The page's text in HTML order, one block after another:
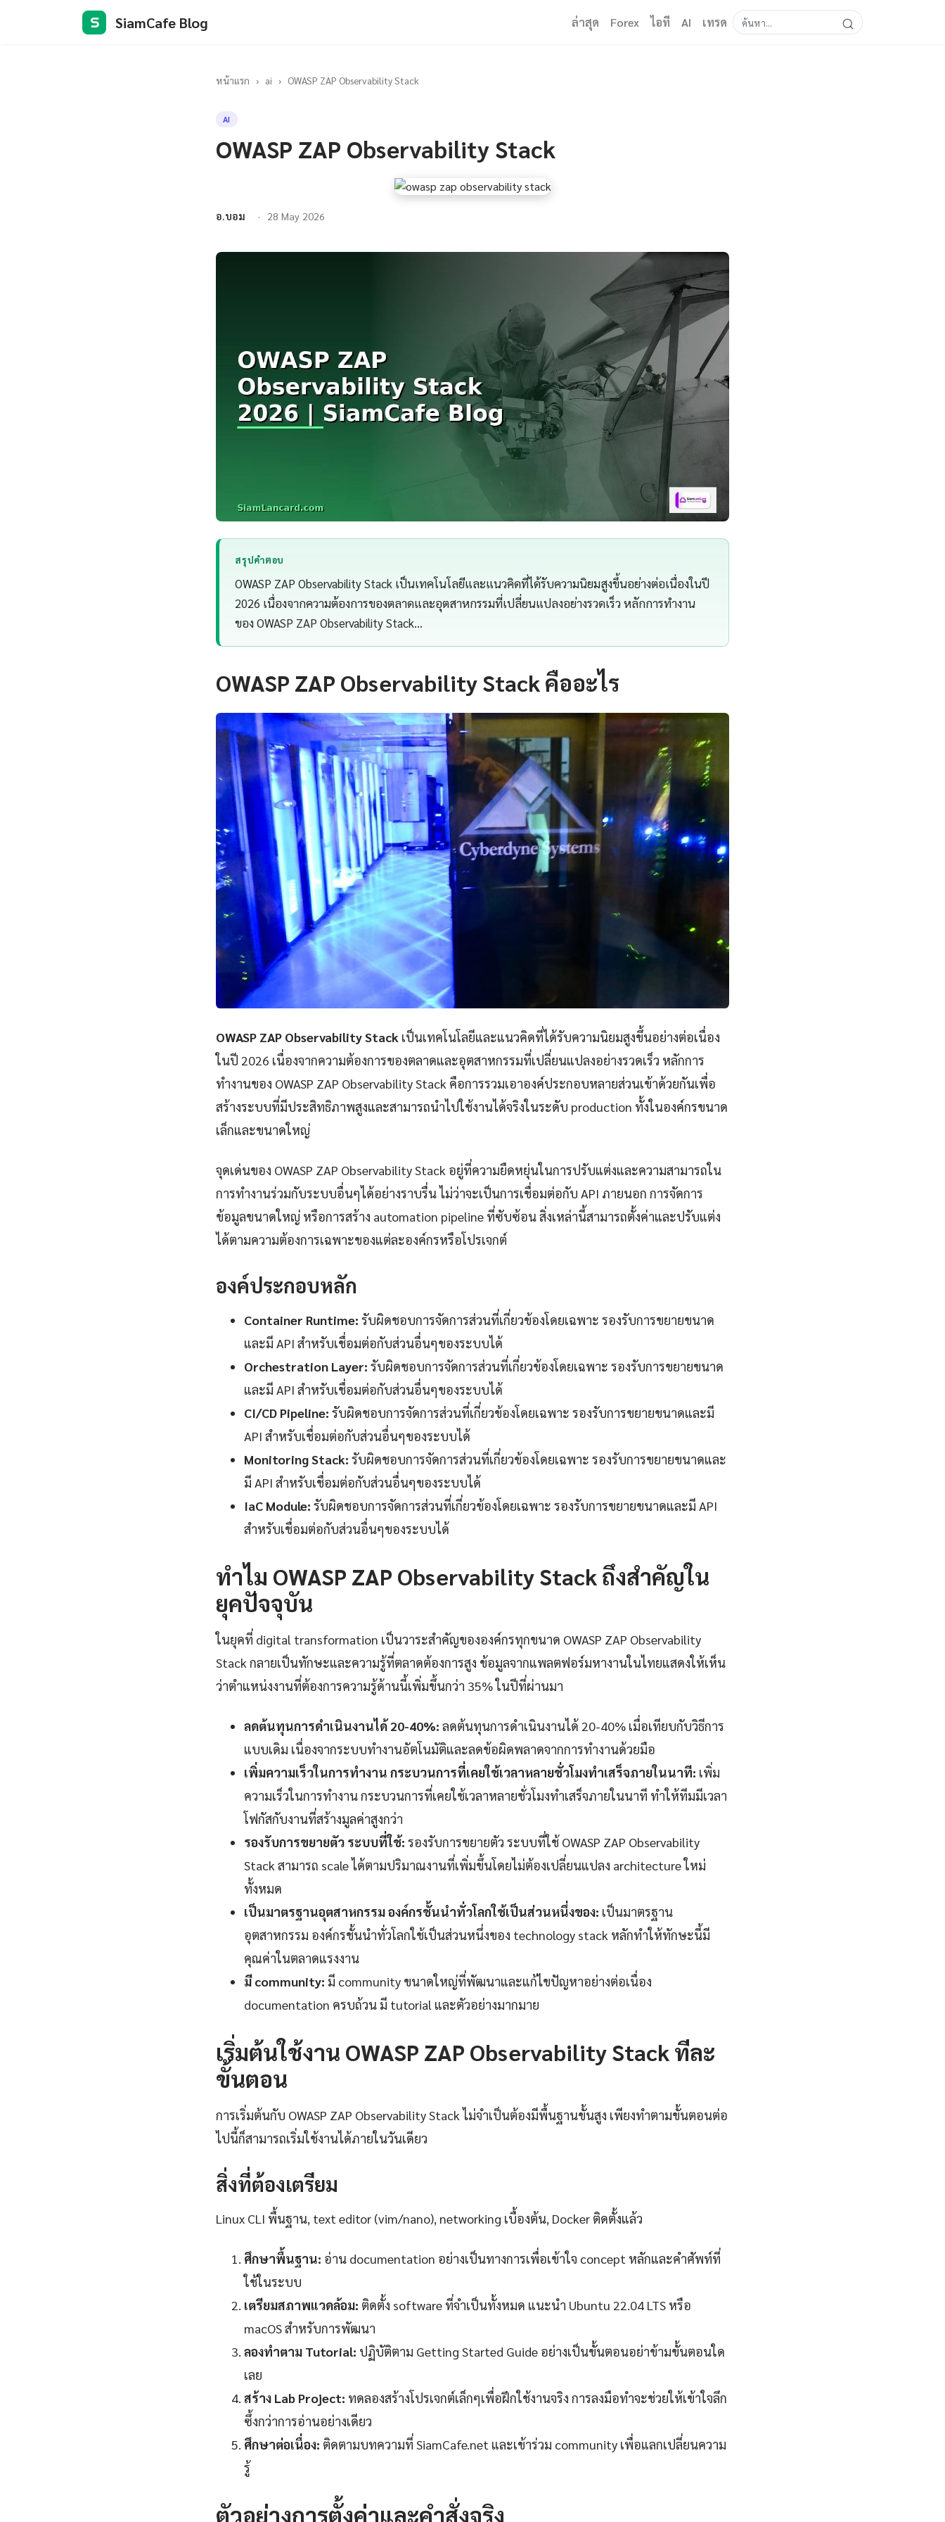
S SiamCafe Blog ล่าสุด Forex ไอที AI เทรด
หน้าแรก › ai › OWASP ZAP Observability Stack
AI
OWASP ZAP Observability Stack
อ.บอม 28 May 2026
สรุปคำตอบ
OWASP ZAP Observability Stack เป็นเทคโนโลยีและแนวคิดที่ได้รับความนิยมสูงขึ้นอย่างต่อเนื่องในปี
2026 เนื่องจากความต้องการของตลาดและอุตสาหกรรมที่เปลี่ยนแปลงอย่างรวดเร็ว หลักการทำงาน
ของ OWASP ZAP Observability Stack…
OWASP ZAP Observability Stack คืออะไร
OWASP ZAP Observability Stack เป็นเทคโนโลยีและแนวคิดที่ได้รับความนิยมสูงขึ้นอย่างต่อเนื่อง
ในปี 2026 เนื่องจากความต้องการของตลาดและอุตสาหกรรมที่เปลี่ยนแปลงอย่างรวดเร็ว หลักการ
ทำงานของ OWASP ZAP Observability Stack คือการรวมเอาองค์ประกอบหลายส่วนเข้าด้วยกันเพื่อ
สร้างระบบที่มีประสิทธิภาพสูงและสามารถนำไปใช้งานได้จริงในระดับ production ทั้งในองค์กรขนาด
เล็กและขนาดใหญ่
จุดเด่นของ OWASP ZAP Observability Stack อยู่ที่ความยืดหยุ่นในการปรับแต่งและความสามารถใน
การทำงานร่วมกับระบบอื่นๆได้อย่างราบรื่น ไม่ว่าจะเป็นการเชื่อมต่อกับ API ภายนอก การจัดการ
ข้อมูลขนาดใหญ่ หรือการสร้าง automation pipeline ที่ซับซ้อน สิ่งเหล่านี้สามารถตั้งค่าและปรับแต่ง
ได้ตามความต้องการเฉพาะของแต่ละองค์กรหรือโปรเจกต์
องค์ประกอบหลัก
Container Runtime: รับผิดชอบการจัดการส่วนที่เกี่ยวข้องโดยเฉพาะ รองรับการขยายขนาด
และมี API สำหรับเชื่อมต่อกับส่วนอื่นๆของระบบได้
Orchestration Layer: รับผิดชอบการจัดการส่วนที่เกี่ยวข้องโดยเฉพาะ รองรับการขยายขนาด
และมี API สำหรับเชื่อมต่อกับส่วนอื่นๆของระบบได้
CI/CD Pipeline: รับผิดชอบการจัดการส่วนที่เกี่ยวข้องโดยเฉพาะ รองรับการขยายขนาดและมี
API สำหรับเชื่อมต่อกับส่วนอื่นๆของระบบได้
Monitoring Stack: รับผิดชอบการจัดการส่วนที่เกี่ยวข้องโดยเฉพาะ รองรับการขยายขนาดและ
มี API สำหรับเชื่อมต่อกับส่วนอื่นๆของระบบได้
IaC Module: รับผิดชอบการจัดการส่วนที่เกี่ยวข้องโดยเฉพาะ รองรับการขยายขนาดและมี API
สำหรับเชื่อมต่อกับส่วนอื่นๆของระบบได้
ทำไม OWASP ZAP Observability Stack ถึงสำคัญใน
ยุคปัจจุบัน
ในยุคที่ digital transformation เป็นวาระสำคัญขององค์กรทุกขนาด OWASP ZAP Observability
Stack กลายเป็นทักษะและความรู้ที่ตลาดต้องการสูง ข้อมูลจากแพลตฟอร์มหางานในไทยแสดงให้เห็น
ว่าตำแหน่งงานที่ต้องการความรู้ด้านนี้เพิ่มขึ้นกว่า 35% ในปีที่ผ่านมา
ลดต้นทุนการดำเนินงานได้ 20-40%: ลดต้นทุนการดำเนินงานได้ 20-40% เมื่อเทียบกับวิธีการ
แบบเดิม เนื่องจากระบบทำงานอัตโนมัติและลดข้อผิดพลาดจากการทำงานด้วยมือ
เพิ่มความเร็วในการทำงาน กระบวนการที่เคยใช้เวลาหลายชั่วโมงทำเสร็จภายในนาที: เพิ่ม
ความเร็วในการทำงาน กระบวนการที่เคยใช้เวลาหลายชั่วโมงทำเสร็จภายในนาที ทำให้ทีมมีเวลา
โฟกัสกับงานที่สร้างมูลค่าสูงกว่า
รองรับการขยายตัว ระบบที่ใช้: รองรับการขยายตัว ระบบที่ใช้ OWASP ZAP Observability
Stack สามารถ scale ได้ตามปริมาณงานที่เพิ่มขึ้นโดยไม่ต้องเปลี่ยนแปลง architecture ใหม่
ทั้งหมด
เป็นมาตรฐานอุตสาหกรรม องค์กรชั้นนำทั่วโลกใช้เป็นส่วนหนึ่งของ: เป็นมาตรฐาน
อุตสาหกรรม องค์กรชั้นนำทั่วโลกใช้เป็นส่วนหนึ่งของ technology stack หลักทำให้ทักษะนี้มี
คุณค่าในตลาดแรงงาน
มี community: มี community ขนาดใหญ่ที่พัฒนาและแก้ไขปัญหาอย่างต่อเนื่อง
documentation ครบถ้วน มี tutorial และตัวอย่างมากมาย
เริ่มต้นใช้งาน OWASP ZAP Observability Stack ทีละ
ขั้นตอน
การเริ่มต้นกับ OWASP ZAP Observability Stack ไม่จำเป็นต้องมีพื้นฐานขั้นสูง เพียงทำตามขั้นตอนต่อ
ไปนี้ก็สามารถเริ่มใช้งานได้ภายในวันเดียว
สิ่งที่ต้องเตรียม
Linux CLI พื้นฐาน, text editor (vim/nano), networking เบื้องต้น, Docker ติดตั้งแล้ว
ศึกษาพื้นฐาน: อ่าน documentation อย่างเป็นทางการเพื่อเข้าใจ concept หลักและคำศัพท์ที่
ใช้ในระบบ
เตรียมสภาพแวดล้อม: ติดตั้ง software ที่จำเป็นทั้งหมด แนะนำ Ubuntu 22.04 LTS หรือ
macOS สำหรับการพัฒนา
ลองทำตาม Tutorial: ปฏิบัติตาม Getting Started Guide อย่างเป็นขั้นตอนอย่าข้ามขั้นตอนใด
เลย
สร้าง Lab Project: ทดลองสร้างโปรเจกต์เล็กๆเพื่อฝึกใช้งานจริง การลงมือทำจะช่วยให้เข้าใจลึก
ซึ้งกว่าการอ่านอย่างเดียว
ศึกษาต่อเนื่อง: ติดตามบทความที่ SiamCafe.net และเข้าร่วม community เพื่อแลกเปลี่ยนความ
รู้
ตัวอย่างการตั้งค่าและคำสั่งจริง